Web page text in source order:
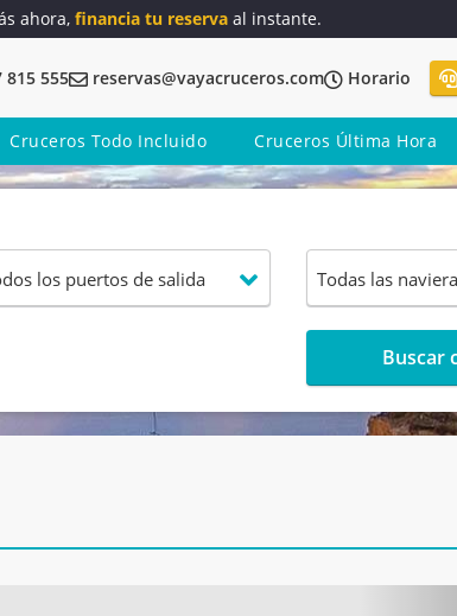
ahora, financia tu reserva al instante.
815 555 reservas@vayacruceros.com Horario
Cruceros Todo Incluido Cruceros Última Hora
Buscar